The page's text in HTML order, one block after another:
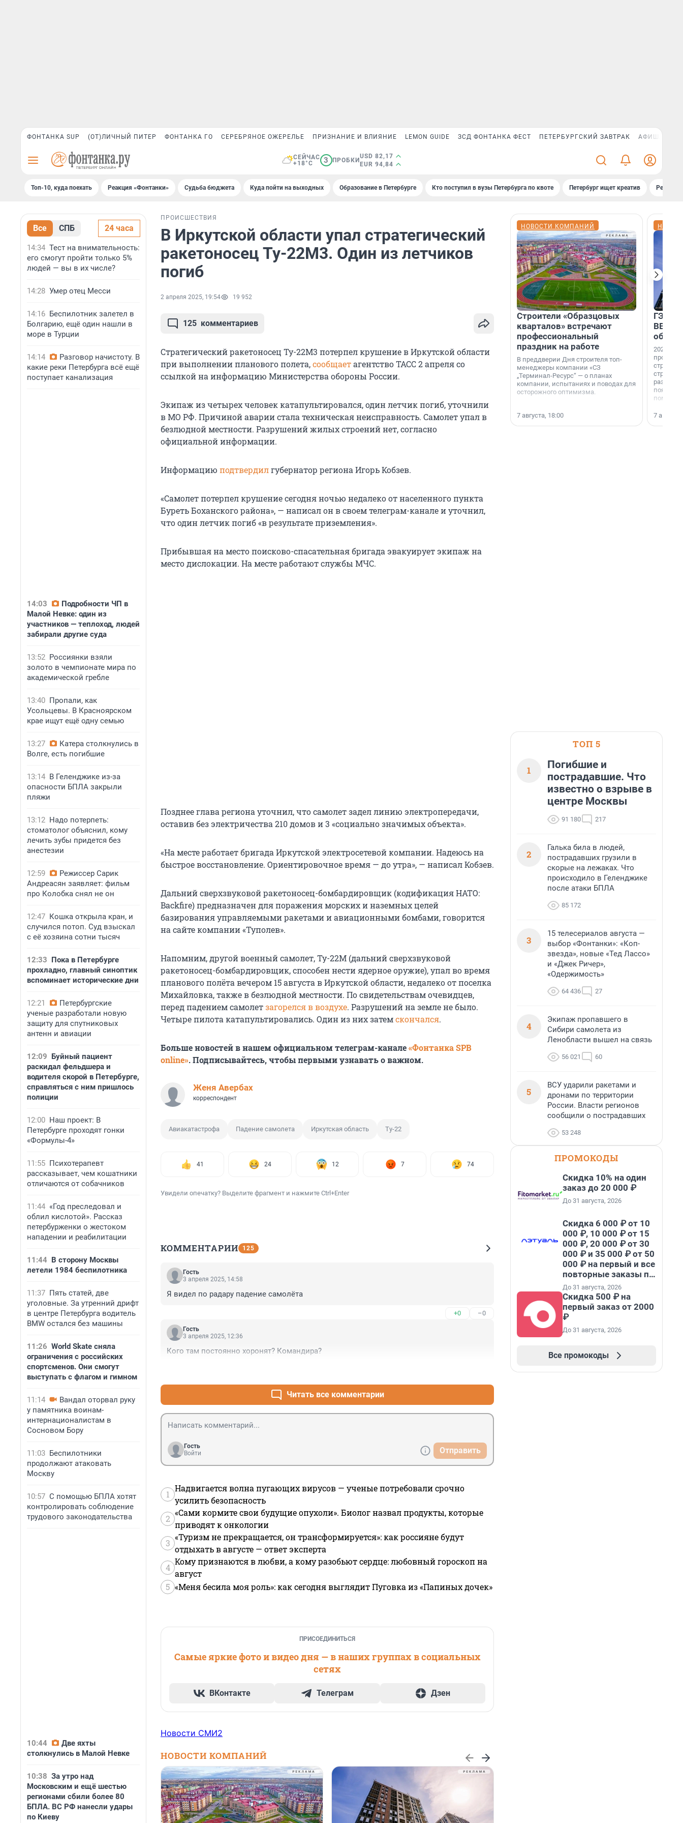
ФОНТАНКА SUP (ОТ)ЛИЧНЫЙ ПИТЕР ФОНТАНКА ГО СЕРЕБРЯНОЕ ОЖЕРЕЛЬЕ ПРИЗНАНИЕ И ВЛИЯНИЕ LEMON GUIDE ЗСД ФОНТАНКА ФЕСТ ПЕТЕРБУРГСКИЙ ЗАВТРАК АФИША PLUS
СЕЙЧАС
+18°C
3 ПРОБКИ
USD 82,17
EUR 94,84
Топ-10, куда поехать Реакция «Фонтанки» Судьба бюджета Куда пойти на выходных Образование в Петербурге Кто поступил в вузы Петербурга по квоте Петербург ищет креатив
Все СПБ 24 часа
14:34 Тест на внимательность:
его смогут пройти только 5%
людей — вы в их числе?
14:28 Умер отец Месси
14:16 Беспилотник залетел в
Болгарию, ещё один нашли в
море в Турции
14:14
Разговор начистоту. В
какие реки Петербурга всё ещё
поступает канализация
14:03
Подробности ЧП в
Малой Невке: один из
участников — теплоход, людей
забирали другие суда
13:52 Россиянки взяли
золото в чемпионате мира по
академической гребле
13:40 Пропали, как
Усольцевы. В Красноярском
крае ищут ещё одну семью
13:27
Катера столкнулись в
Волге, есть погибшие
13:14 В Геленджике из-за
опасности БПЛА закрыли
пляжи
13:12 Надо потерпеть:
стоматолог объяснил, кому
лечить зубы придется без
анестезии
12:59
Режиссер Сарик
Андреасян заявляет: фильм
про Колобка снял не он
12:47 Кошка открыла кран, и
случился потоп. Суд взыскал
с её хозяина сотни тысяч
12:33 Пока в Петербурге
прохладно, главный синоптик
вспоминает исторические дни
12:21
Петербургские
ученые разработали новую
защиту для спутниковых
антенн и авиации
12:09 Буйный пациент
раскидал фельдшера и
водителя скорой в Петербурге,
справляться с ним пришлось
полиции
12:00 Наш проект: В
Петербурге проходят гонки
«Формулы-4»
11:55 Психотерапевт
рассказывает, чем кошатники
отличаются от собачников
11:44 «Год преследовал и
облил кислотой». Рассказ
петербурженки о жестоком
нападении и реабилитации
11:44 В сторону Москвы
летели 1984 беспилотника
11:37 Пять статей, две
уголовные. За утренний дрифт
в центре Петербурга водитель
BMW остался без машины
11:26 World Skate сняла
ограничения с российских
спортсменов. Они смогут
выступать с флагом и гимном
11:14
Вандал оторвал руку
у памятника воинам-
интернационалистам в
Сосновом Бору
11:03 Беспилотники
продолжают атаковать
Москву
10:57 С помощью БПЛА хотят
контролировать соблюдение
трудового законодательства
10:44
Две яхты
столкнулись в Малой Невке
10:38 За утро над
Московским и ещё шестью
регионами сбили более 80
БПЛА. ВС РФ нанесли удары
по Киеву
ПРОИСШЕСТВИЯ
В Иркутской области упал стратегический
ракетоносец Ту-22М3. Один из летчиков
погиб
2 апреля 2025, 19:54 19 952
125 комментариев
Стратегический ракетоносец Ту-22М3 потерпел крушение в Иркутской области
при выполнении планового полета,сообщаетагентство ТАСС 2 апреля со
ссылкой на информацию Министерства обороны России.
Экипаж из четырех человек катапультировался, один летчик погиб, уточнили
в МО РФ. Причиной аварии стала техническая неисправность. Самолет упал в
безлюдной местности. Разрушений жилых строений нет, согласно
официальной информации.
Информацию подтвердилгубернатор региона Игорь Кобзев.
«Самолет потерпел крушение сегодня ночью недалеко от населенного пункта
Буреть Боханского района», — написал он в своем телеграм-канале и уточнил,
что один летчик погиб «в результате приземления».
Прибывшая на место поисково-спасательная бригада эвакуирует экипаж на
место дислокации. На месте работают службы МЧС.
Позднее глава региона уточнил, что самолет задел линию электропередачи,
оставив без электричества 210 домов и 3 «социально значимых объекта».
«На месте работает бригада Иркутской электросетевой компании. Надеюсь на
быстрое восстановление. Ориентировочное время — до утра», — написал Кобзев.
Дальний сверхзвуковой ракетоносец-бомбардировщик (кодификация НАТО:
Backfire) предназначен для поражения морских и наземных целей
базирования управляемыми ракетами и авиационными бомбами, говорится
на сайте компании «Туполев».
Напомним, другой военный самолет, Ту-22М (дальний сверхзвуковой
ракетоносец-бомбардировщик, способен нести ядерное оружие), упал во время
планового полёта вечером 15 августа в Иркутской области, недалеко от поселка
Михайловка, также в безлюдной местности. По свидетельствам очевидцев,
перед падением самолетзагорелся в воздухе. Разрушений на земле не было.
Четыре пилота катапультировались. Один из них затемскончался.
Больше новостей в нашем официальном телеграм-канале«Фонтанка SPB
online». Подписывайтесь, чтобы первыми узнавать о важном.
Женя Авербах
корреспондент
Авиакатастрофа Падение самолета Иркутская область Ту-22
41 24 12 7 74
Увидели опечатку? Выделите фрагмент и нажмите Ctrl+Enter
КОММЕНТАРИИ 125
Гость
3 апреля 2025, 14:58
Я видел по радару падение самолёта
+0 –0
Гость
3 апреля 2025, 12:36
Кого там постоянно хоронят? Командира?
Читать все комментарии
Гость
Войти
Отправить
1
Надвигается волна пугающих вирусов — ученые потребовали срочно
усилить безопасность
2
«Сами кормите свои будущие опухоли». Биолог назвал продукты, которые
приводят к онкологии
3
«Туризм не прекращается, он трансформируется»: как россияне будут
отдыхать в августе — ответ эксперта
4
Кому признаются в любви, а кому разобьют сердце: любовный гороскоп на
август
5 «Меня бесила моя роль»: как сегодня выглядит Пуговка из «Папиных дочек»
ПРИСОЕДИНИТЬСЯ
Самые яркие фото и видео дня — в наших группах в социальных
сетях
ВКонтакте Телеграм Дзен
Новости СМИ2
НОВОСТИ КОМПАНИЙ
НОВОСТИ КОМПАНИЙ
Строители «Образцовых
кварталов» встречают
профессиональный
праздник на работе
В преддверии Дня строителя топ-
менеджеры компании «СЗ
„Терминал-Ресурс“ — о планах
компании, испытаниях и поводах для
осторожного оптимизма.
7 августа, 18:00
ГЭС,
ВВП: в
об
2026-й —
раз. В
7
ТОП 5
1
Погибшие и
пострадавшие. Что
известно о взрыве в
центре Москвы
91 180 217
2
Галька била в людей,
пострадавших грузили в
скорые на лежаках. Что
происходило в Геленджике
после атаки БПЛА
85 172
3
15 телесериалов августа —
выбор «Фонтанки»: «Коп-
звезда», новые «Тед Лассо»
и «Джек Ричер»,
«Одержимость»
64 436 27
4
Экипаж пропавшего в
Сибири самолета из
Ленобласти вышел на связь
56 021 60
5
ВСУ ударили ракетами и
дронами по территории
России. Власти регионов
сообщили о пострадавших
53 248
ПРОМОКОДЫ
Скидка 10% на один
заказ до 20 000 ₽
До 31 августа, 2026
Скидка 6 000 ₽ от 10
000 ₽, 10 000 ₽ от 15
000 ₽, 20 000 ₽ от 30
000 ₽ и 35 000 ₽ от 50
000 ₽ на первый и все
повторные заказы по
промокоду НАБЕРИ
До 31 августа, 2026
Скидка 500 ₽ на
первый заказ от 2000
₽
До 31 августа, 2026
Все промокоды